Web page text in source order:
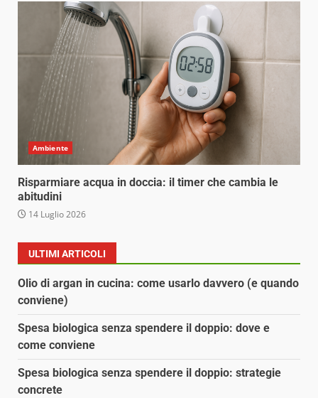
Ambiente
Risparmiare acqua in doccia: il timer che cambia le
abitudini
14 Luglio 2026
ULTIMI ARTICOLI
Olio di argan in cucina: come usarlo davvero (e quando
conviene)
Spesa biologica senza spendere il doppio: dove e
come conviene
Spesa biologica senza spendere il doppio: strategie
concrete